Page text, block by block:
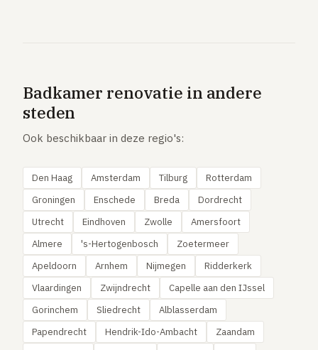
Badkamer renovatie in andere
steden
Ook beschikbaar in deze regio's:
Den Haag Amsterdam Tilburg
Rotterdam
Groningen
Enschede Breda
Dordrecht
Utrecht
Eindhoven Zwolle
Amersfoort
Almere
's-Hertogenbosch
Zoetermeer
Apeldoorn
Arnhem Nijmegen
Ridderkerk
Vlaardingen
Zwijndrecht
Capelle aan den IJssel
Gorinchem
Sliedrecht
Alblasserdam
Papendrecht
Hendrik-Ido-Ambacht
Zaandam